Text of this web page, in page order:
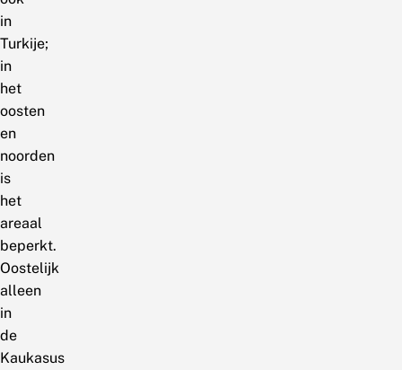
in
Turkije;
in
het
oosten
en
noorden
is
het
areaal
beperkt.
Oostelijk
alleen
in
de
Kaukasus